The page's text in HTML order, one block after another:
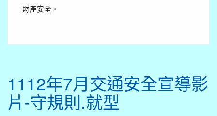
財產安全。
1112年7月交通安全宣導影
片-守規則.就型